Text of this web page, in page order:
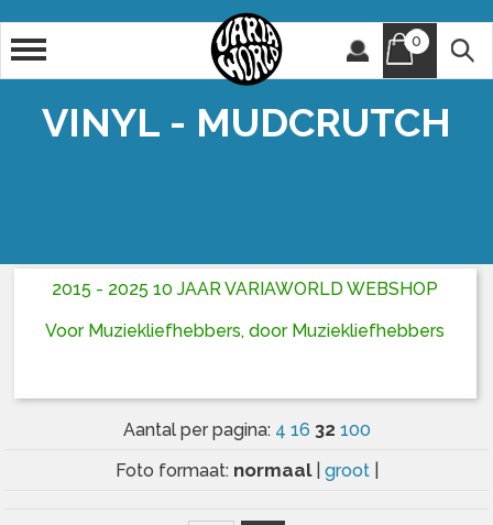
0
VINYL - MUDCRUTCH
2015 - 2025 10 JAAR VARIAWORLD WEBSHOP
Voor Muziekliefhebbers, door Muziekliefhebbers
Aantal per pagina: 4 16 32 100
Foto formaat: normaal groot